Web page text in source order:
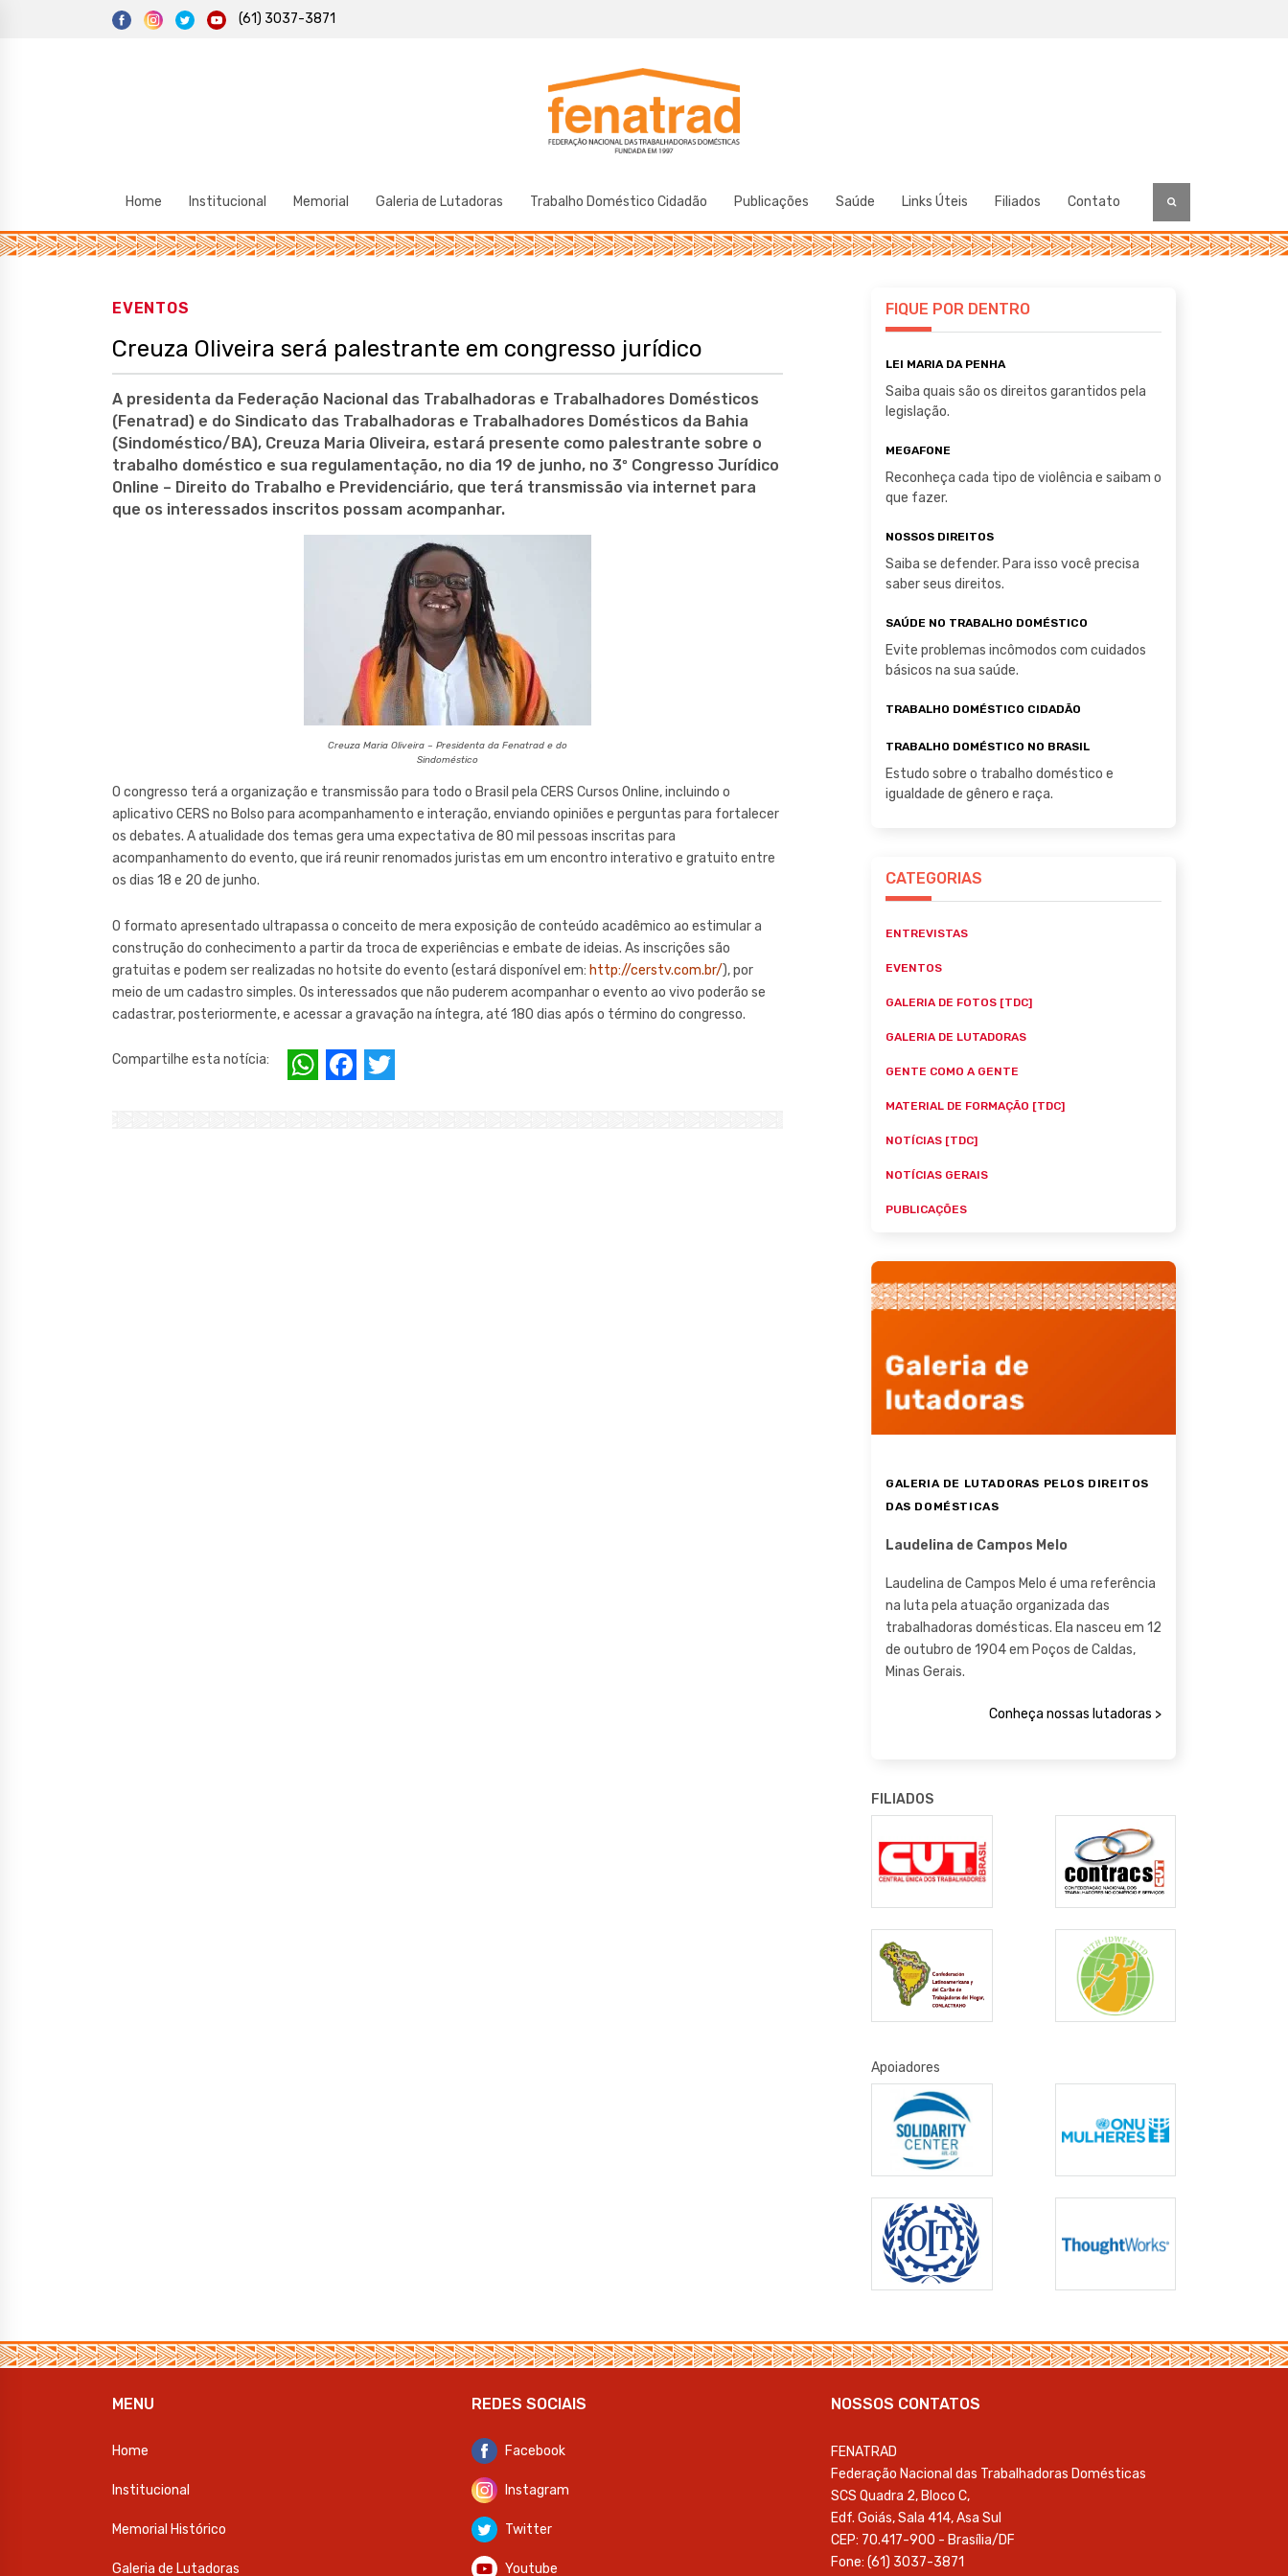
(61) 3037-3871
Fenatrad
Federação Nacional das Trabalhadoras Domésticas
Home Institucional Memorial Galeria de Lutadoras Trabalho Doméstico Cidadão Publicações Saúde Links Úteis Filiados Contato
EVENTOS
Creuza Oliveira será palestrante em congresso jurídico
A presidenta da Federação Nacional das Trabalhadoras e Trabalhadores Domésticos
(Fenatrad) e do Sindicato das Trabalhadoras e Trabalhadores Domésticos da Bahia
(Sindoméstico/BA), Creuza Maria Oliveira, estará presente como palestrante sobre o
trabalho doméstico e sua regulamentação, no dia 19 de junho, no 3º Congresso Jurídico
Online – Direito do Trabalho e Previdenciário, que terá transmissão via internet para
que os interessados inscritos possam acompanhar.
Creuza Maria Oliveira – Presidenta da Fenatrad e do
Sindoméstico
O congresso terá a organização e transmissão para todo o Brasil pela CERS Cursos Online, incluindo o
aplicativo CERS no Bolso para acompanhamento e interação, enviando opiniões e perguntas para fortalecer
os debates. A atualidade dos temas gera uma expectativa de 80 mil pessoas inscritas para
acompanhamento do evento, que irá reunir renomados juristas em um encontro interativo e gratuito entre
os dias 18 e 20 de junho.
O formato apresentado ultrapassa o conceito de mera exposição de conteúdo acadêmico ao estimular a
construção do conhecimento a partir da troca de experiências e embate de ideias. As inscrições são
gratuitas e podem ser realizadas no hotsite do evento (estará disponível em: http://cerstv.com.br/), por
meio de um cadastro simples. Os interessados que não puderem acompanhar o evento ao vivo poderão se
cadastrar, posteriormente, e acessar a gravação na íntegra, até 180 dias após o término do congresso.
Compartilhe esta notícia:
W
F
FIQUE POR DENTRO
LEI MARIA DA PENHA
Saiba quais são os direitos garantidos pela
legislação.
MEGAFONE
Reconheça cada tipo de violência e saibam o
que fazer.
NOSSOS DIREITOS
Saiba se defender. Para isso você precisa
saber seus direitos.
SAÚDE NO TRABALHO DOMÉSTICO
Evite problemas incômodos com cuidados
básicos na sua saúde.
TRABALHO DOMÉSTICO CIDADÃO
TRABALHO DOMÉSTICO NO BRASIL
Estudo sobre o trabalho doméstico e
igualdade de gênero e raça.
CATEGORIAS
ENTREVISTAS
EVENTOS
GALERIA DE FOTOS [TDC]
GALERIA DE LUTADORAS
GENTE COMO A GENTE
MATERIAL DE FORMAÇÃO [TDC]
NOTÍCIAS [TDC]
NOTÍCIAS GERAIS
PUBLICAÇÕES
GALERIA DE LUTADORAS PELOS DIREITOS
DAS DOMÉSTICAS
Laudelina de Campos Melo
Laudelina de Campos Melo é uma referência
na luta pela atuação organizada das
trabalhadoras domésticas. Ela nasceu em 12
de outubro de 1904 em Poços de Caldas,
Minas Gerais.
Conheça nossas lutadoras >
FILIADOS
Apoiadores
MENU
Home
Institucional
Memorial Histórico
Galeria de Lutadoras
REDES SOCIAIS
Facebook
Instagram
Twitter
Youtube
NOSSOS CONTATOS
FENATRAD
Federação Nacional das Trabalhadoras Domésticas
SCS Quadra 2, Bloco C,
Edf. Goiás, Sala 414, Asa Sul
CEP: 70.417-900 - Brasília/DF
Fone: (61) 3037-3871